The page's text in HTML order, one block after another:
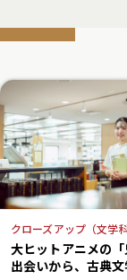
クローズアップ（文学科
大ヒットアニメの
出会いから、古典